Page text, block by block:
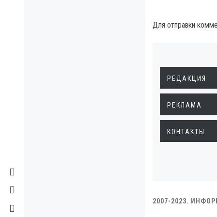
Для отправки
РЕДАКЦИЯ
РЕКЛАМА
КОНТАКТЫ
2007-2023.